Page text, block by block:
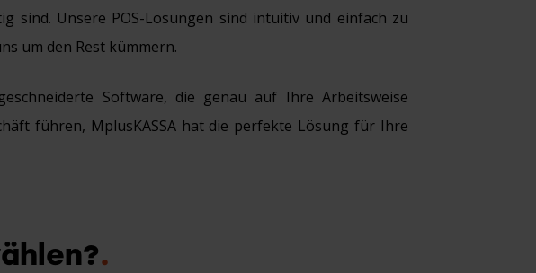
sind. Unsere POS-Lösungen sind intuitiv und einfach zu
um den Rest kümmern.
Software, die genau auf Ihre Arbeitsweise
führen, MplusKASSA hat die perfekte Lösung für Ihre